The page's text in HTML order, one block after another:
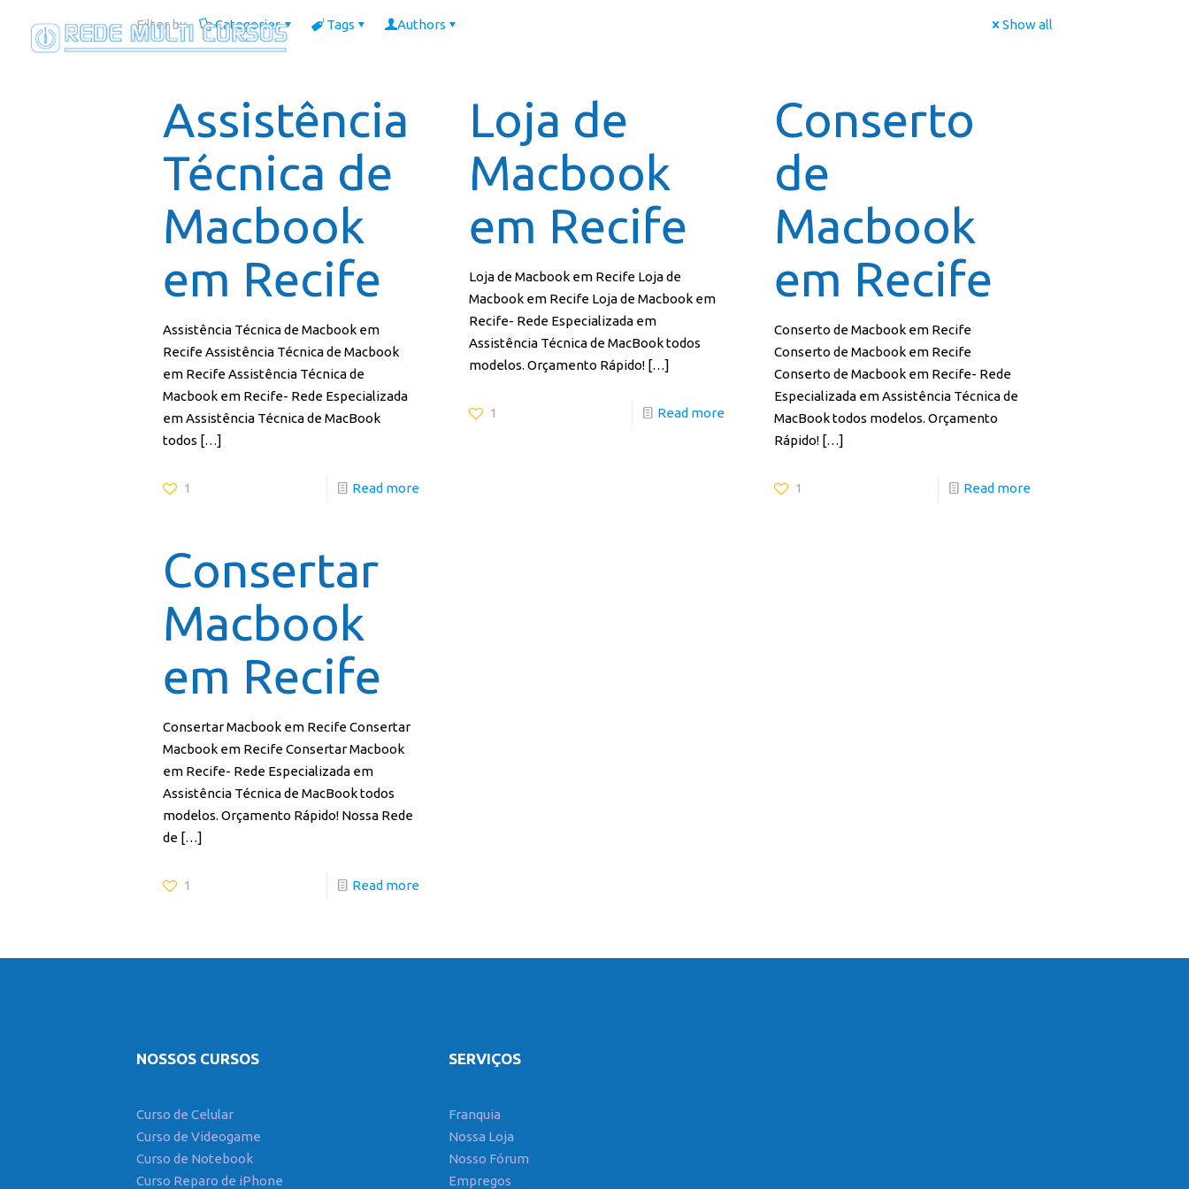
Filter by Categories Tags Authors Show all
Assistência
Técnica de
Macbook
em Recife
Assistência Técnica de Macbook em
Recife Assistência Técnica de Macbook
em Recife Assistência Técnica de
Macbook em Recife- Rede Especializada
em Assistência Técnica de MacBook
todos […]
1 Read more
Loja de
Macbook
em Recife
Loja de Macbook em Recife Loja de
Macbook em Recife Loja de Macbook em
Recife- Rede Especializada em
Assistência Técnica de MacBook todos
modelos. Orçamento Rápido![…]
1 Read more
Conserto
de
Macbook
em Recife
Conserto de Macbook em Recife
Conserto de Macbook em Recife
Conserto de Macbook em Recife- Rede
Especializada em Assistência Técnica de
MacBook todos modelos. Orçamento
Rápido![…]
1 Read more
Consertar
Macbook
em Recife
Consertar Macbook em Recife Consertar
Macbook em Recife Consertar Macbook
em Recife- Rede Especializada em
Assistência Técnica de MacBook todos
modelos. Orçamento Rápido! Nossa Rede
de […]
1 Read more
NOSSOS CURSOS
Curso de Celular
Curso de Videogame
Curso de Notebook
Curso Reparo de iPhone
SERVIÇOS
Franquia
Nossa Loja
Nosso Fórum
Empregos